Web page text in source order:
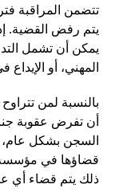
تتضمن المراقبة
يتم رفض القضية.
يمكن أن تشمل
المهني، أو
أن تفرض عقوبة
السجن بشكل عام،
ذلك يتم قضاء أي